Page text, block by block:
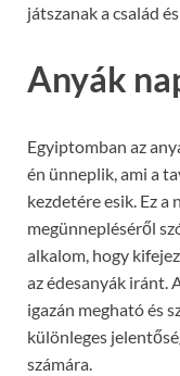
játszanak a család
Anyák
Egyiptomban az
én ünneplik, ami a
kezdetére esik. Ez a
megünnepléséről
alkalom, hogy
az édesanyák iránt.
igazán megható és
különleges
számára.